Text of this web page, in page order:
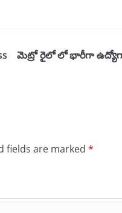
మెట్రో రైలో లో భారీగా
fields are marked *